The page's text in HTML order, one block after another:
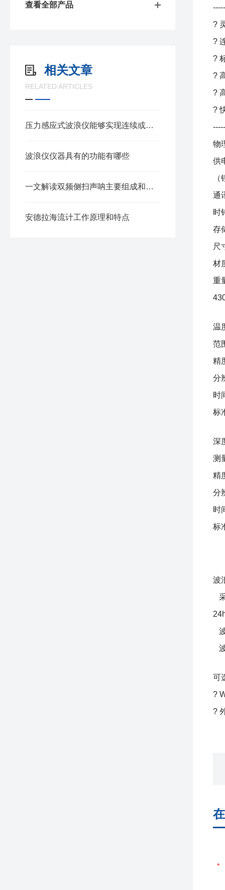
查看全部产品
相关文章
RELATED ARTICLES
压力感应式波浪仪能够实现连续或间歇的波浪采样
波浪仪仪器具有的功能有哪些
一文解读双频侧扫声呐主要组成和工作的原理
安德拉海流计工作原理和特点
?
?
?
?
?
?
物
供
通
时
存
尺
材
重
温
范
精
分
时
标
深
测
精
分
时
标
波
可
?
?